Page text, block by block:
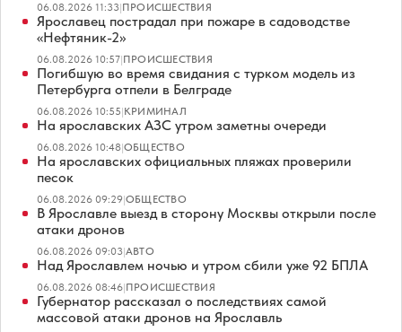
06.08.2026 11:33|ПРОИСШЕСТВИЯ
Ярославец пострадал при пожаре в садоводстве
«Нефтяник-2»
06.08.2026 10:57|ПРОИСШЕСТВИЯ
Погибшую во время свидания с турком модель из
Петербурга отпели в Белграде
06.08.2026 10:55|КРИМИНАЛ
На ярославских АЗС утром заметны очереди
06.08.2026 10:48|ОБЩЕСТВО
На ярославских официальных пляжах проверили
песок
06.08.2026 09:29|ОБЩЕСТВО
В Ярославле выезд в сторону Москвы открыли после
атаки дронов
06.08.2026 09:03|АВТО
Над Ярославлем ночью и утром сбили уже 92 БПЛА
06.08.2026 08:46|ПРОИСШЕСТВИЯ
Губернатор рассказал о последствиях самой
массовой атаки дронов на Ярославль